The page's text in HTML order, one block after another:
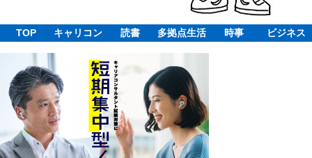
TOP キャリコン 読書 多拠点生活 時事 ビジネス